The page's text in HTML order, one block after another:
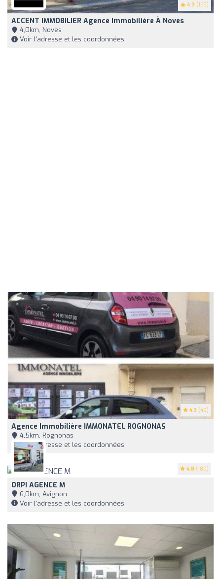
4.9 (153)
ACCENT IMMOBILIER Agence Immobilière À Noves
4,0km, Noves
Voir l'adresse et les coordonnées
4.3 (49)
Agence Immobilière IMMONATEL ROGNONAS
4,5km, Rognonas
Voir l'adresse et les coordonnées
4.8 (189)
ORPI AGENCE M
6,0km, Avignon
Voir l'adresse et les coordonnées